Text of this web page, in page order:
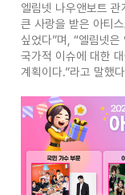
엘림넷 나우앤보트
큰 사랑을 받은 아티
싶었다”며, “엘림넷
국가적 이슈에 대한
계획이다.”라고 말했